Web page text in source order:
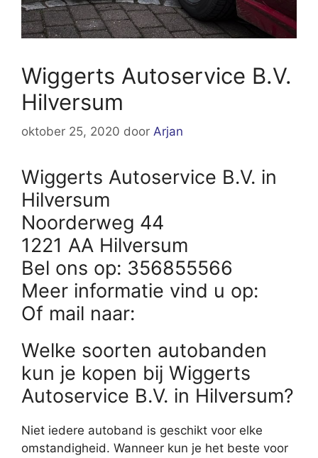
Wiggerts Autoservice B.V.
Hilversum
oktober 25, 2020 door Arjan
Wiggerts Autoservice B.V. in
Hilversum
Noorderweg 44
1221 AA Hilversum
Bel ons op: 356855566
Meer informatie vind u op:
Of mail naar:
Welke soorten autobanden
kun je kopen bij Wiggerts
Autoservice B.V. in Hilversum?
Niet iedere autoband is geschikt voor elke
omstandigheid. Wanneer kun je het beste voor